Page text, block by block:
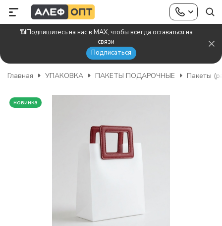
📶Подпишитесь на нас в MAX, чтобы всегда оставаться на
связи
Подписаться
Главная УПАКОВКА ПАКЕТЫ ПОДАРОЧНЫЕ Пакеты
новинка